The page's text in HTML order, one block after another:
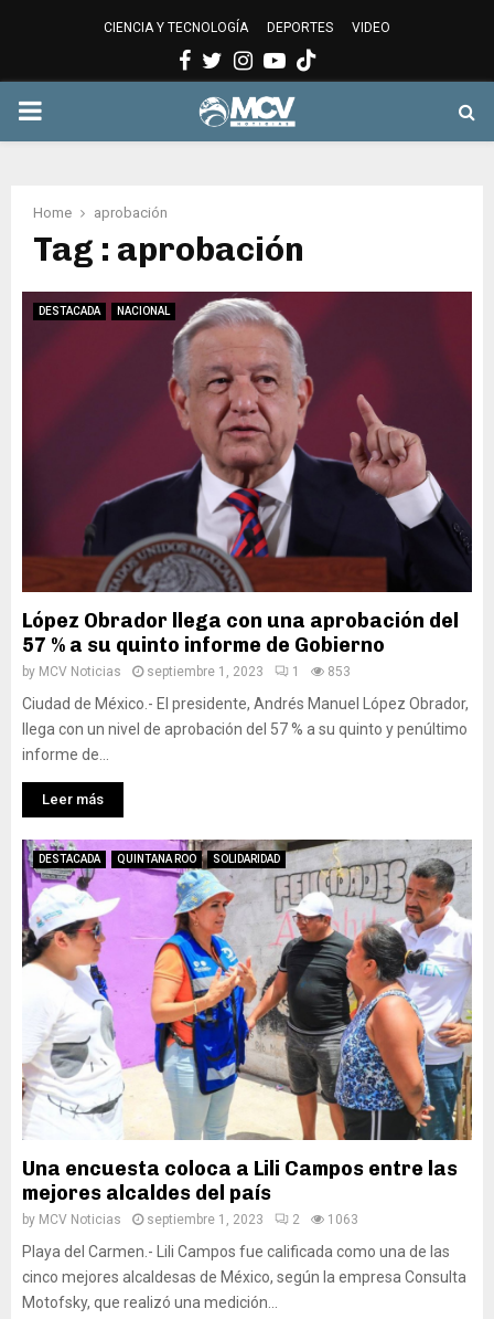
CIENCIA Y TECNOLOGÍA DEPORTES VIDEO
Facebook
Twitter
Instagram
Youtube
PRIMARY
Home aprobación
Tag : aprobación
DESTACADA NACIONAL
López Obrador llega con una aprobación del
57 % a su quinto informe de Gobierno
by MCV Noticias septiembre 1, 2023 1 853
Ciudad de México.- El presidente, Andrés Manuel López Obrador,
llega con un nivel de aprobación del 57 % a su quinto y penúltimo
informe de...
Leer más
DESTACADA QUINTANA ROO SOLIDARIDAD
Una encuesta coloca a Lili Campos entre las
mejores alcaldes del país
by MCV Noticias septiembre 1, 2023 2 1063
Playa del Carmen.- Lili Campos fue calificada como una de las
cinco mejores alcaldesas de México, según la empresa Consulta
Motofsky, que realizó una medición...